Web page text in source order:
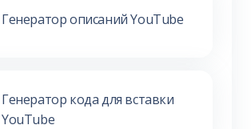
Генератор описаний YouTube
Генератор кода для вставки
YouTube